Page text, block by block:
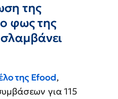
της
φως της
της Efood,
για 115